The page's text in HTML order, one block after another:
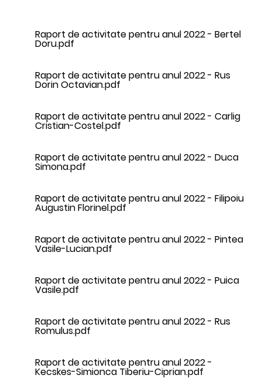
Raport de activitate pentru anul 2022 - Bertel
Doru.pdf
Raport de activitate pentru anul 2022 - Rus
Dorin Octavian.pdf
Raport de activitate pentru anul 2022 - Carlig
Cristian-Costel.pdf
Raport de activitate pentru anul 2022 - Duca
Simona.pdf
Raport de activitate pentru anul 2022 - Filipoiu
Augustin Florinel.pdf
Raport de activitate pentru anul 2022 - Pintea
Vasile-Lucian.pdf
Raport de activitate pentru anul 2022 - Puica
Vasile.pdf
Raport de activitate pentru anul 2022 - Rus
Romulus.pdf
Raport de activitate pentru anul 2022 -
Kecskes-Simionca Tiberiu-Ciprian.pdf